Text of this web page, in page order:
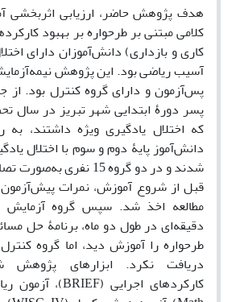
هدف پژوهش حاضر، ارزیابی
کلامی مبتنی بر طرحواره بر بهبود
کاری و بازداری) دانش‌آموزان دارای
آسیب ریاضی بود. این پژوهش
پس‌آزمون و دارای گروه کنترل بود. از
دانش‌آموز پایۀ دوم و سوم با اختلال
شدند و در دو گروه 15
قبل از شروع آموزش، نمرات
دقیقه‌ای در طول دو ماه، برنامۀ حل
طرحواره را آموزش دید، اما گروه
دریافت نکرد. ابزارهای پژوهش